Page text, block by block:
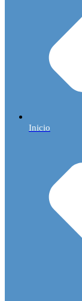
Inicio